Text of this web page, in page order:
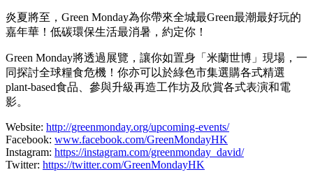
炎夏將至，Green Monday為你帶來全城最Green最潮最好玩的
嘉年華！低碳環保生活最消暑，約定你！
Green Monday將透過展覽，讓你如置身「米蘭世博」現場，一
同探討全球糧食危機！你亦可以於綠色市集選購各式精選
plant-based食品、參與升級再造工作坊及欣賞各式表演和電
影。
Website: http://greenmonday.org/upcoming-events/
Facebook: www.facebook.com/GreenMondayHK
Instagram: https://instagram.com/greenmonday_david/
Twitter: https://twitter.com/GreenMondayHK